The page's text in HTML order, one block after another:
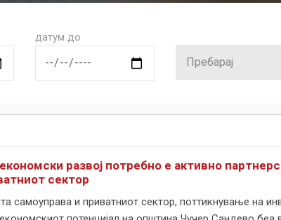
датум до
развој потребно е активно
сектор
самоуправа и приватниот сектор, поттикнување на